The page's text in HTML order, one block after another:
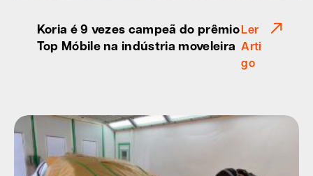
Koria é 9 vezes campeã do prêmio
Top Móbile na indústria moveleira
Ler
Arti
go